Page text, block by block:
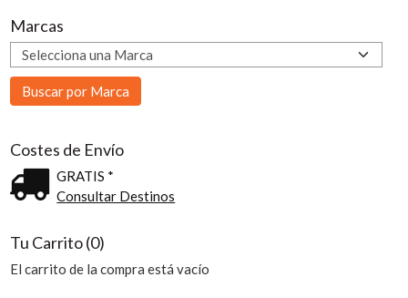
Marcas
Costes de Envío
GRATIS *
Consultar Destinos
Tu Carrito (0)
El carrito de la compra está vacío